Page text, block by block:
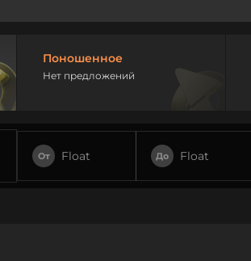
Поношенное
Нет предложений
От Float До Float